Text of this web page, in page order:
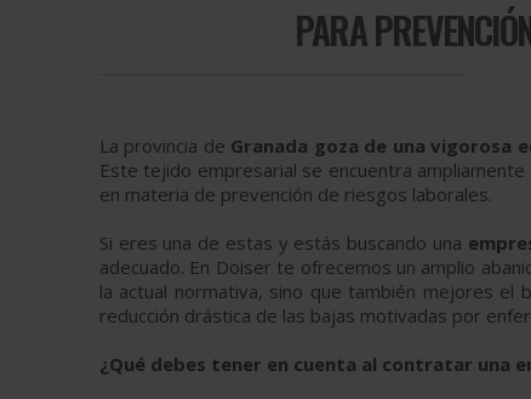
PARA
La provincia de Granada goza de una vigorosa
Este tejido empresarial se encuentra
en materia de prevención de riesgos laborales.
Si eres una de estas y estás buscando una
adecuado. En Doiser te ofrecemos un amplio
la actual normativa, sino que también mejores
reducción drástica de las bajas motivadas por
¿Qué debes tener en cuenta al contratar una